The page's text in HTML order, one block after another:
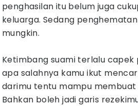
penghasilan itu belum juga
keluarga. Sedang
mungkin.
Ketimbang suami terlalu
apa salahnya kamu ikut
darimu tentu mampu membuat
Bahkan boleh jadi garis